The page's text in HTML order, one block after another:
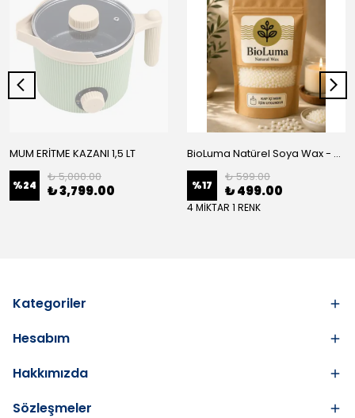
MUM ERİTME KAZANI 1,5 LT
%24
₺ 5,000.00
₺ 3,799.00
BioLuma Natürel Soya Wax - Kap İçi Mum
%17
₺ 599.00
₺ 499.00
4 MİKTAR 1 RENK
Kategoriler
Hesabım
Hakkımızda
Sözleşmeler